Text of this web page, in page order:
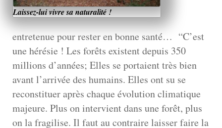
Laissez-lui vivre sa naturalité !
entretenue pour rester en bonne santé… “C’est
une hérésie ! Les forêts existent depuis 350
millions d’années; Elles se portaient très bien
avant l’arrivée des humains. Elles ont su se
reconstituer après chaque évolution climatique
majeure. Plus on intervient dans une forêt, plus
on la fragilise. Il faut au contraire laisser faire la